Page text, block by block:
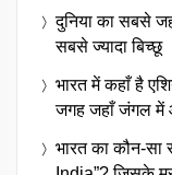
दुनिया का सबसे
सबसे ज्यादा बिच्छू
भारत में कहाँ है
जगह जहाँ जंगल में
भारत का कौन-सा